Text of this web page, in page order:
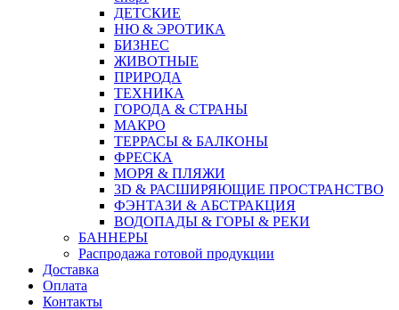
ДЕТСКИЕ
НЮ & ЭРОТИКА
БИЗНЕС
ЖИВОТНЫЕ
ПРИРОДА
ТЕХНИКА
ГОРОДА & СТРАНЫ
МАКРО
ТЕРРАСЫ & БАЛКОНЫ
ФРЕСКА
МОРЯ & ПЛЯЖИ
3D & РАСШИРЯЮЩИЕ ПРОСТРАНСТВО
ФЭНТАЗИ & АБСТРАКЦИЯ
ВОДОПАДЫ & ГОРЫ & РЕКИ
БАННЕРЫ
Распродажа готовой продукции
Доставка
Оплата
Контакты